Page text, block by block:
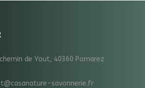
de Yout, 40360 Pomarez
savonnerie.fr